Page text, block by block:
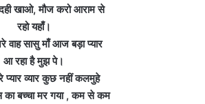
खाओ, मौज करो आराम से
रहो यहाँ।
वाह सासु माँ आज बड़ा प्यार
आ रहा है मुझ पे।
व्यार कुछ नहीं कलमुहे
का बच्चा मर गया , कम से कम